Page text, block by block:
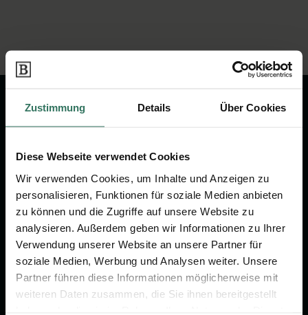
Zustimmung Details Über Cookies
Diese Webseite verwendet Cookies
Wir verwenden Cookies, um Inhalte und Anzeigen zu
personalisieren, Funktionen für soziale Medien anbieten
zu können und die Zugriffe auf unsere Website zu
analysieren. Außerdem geben wir Informationen zu Ihrer
Verwendung unserer Website an unsere Partner für
soziale Medien, Werbung und Analysen weiter. Unsere
Partner führen diese Informationen möglicherweise mit
weiteren Daten zusammen, die Sie ihnen bereitgestellt
um das Thema Bestattung &
Vorsorge.
Jetzt beraten lassen
FÜR SIE
Vergleich
FÜR BESTATTER
Online-Portal